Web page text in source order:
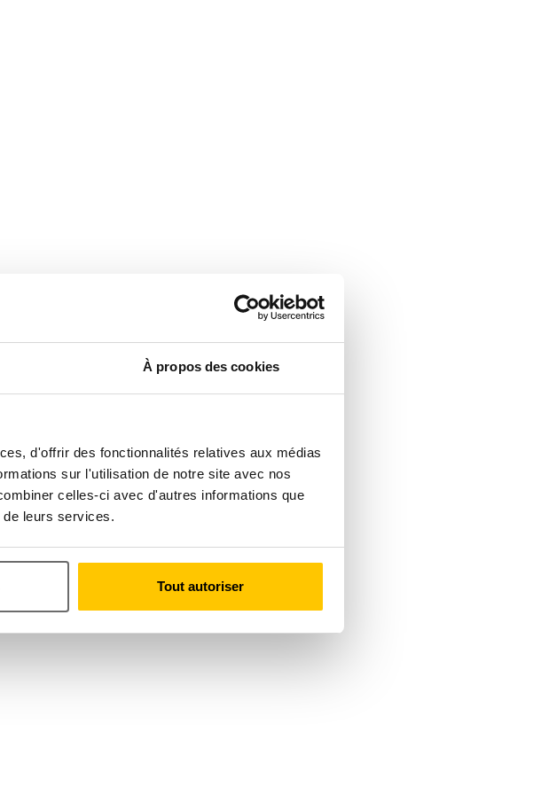
À propos des cookies
d'offrir des fonctionnalités relatives aux médias
sur l'utilisation de notre site avec nos
celles-ci avec d'autres informations que
leurs services.
Tout autoriser